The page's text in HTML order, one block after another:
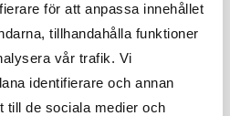
för att anpassa innehållet
tillhandahålla funktioner
vår trafik. Vi
identifierare och annan
till de sociala medier och